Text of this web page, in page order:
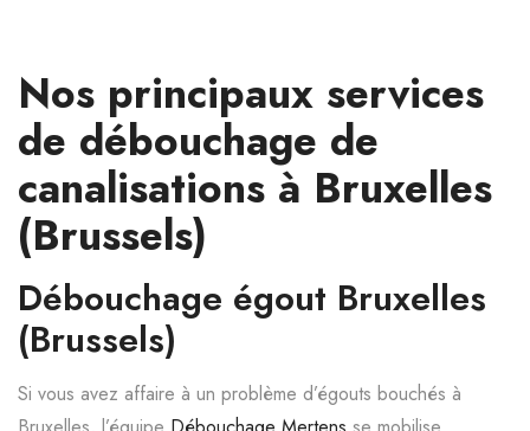
Nos principaux services
de débouchage de
canalisations à Bruxelles
(Brussels)
Débouchage égout Bruxelles
(Brussels)
Si vous avez affaire à un problème d’égouts bouchés à